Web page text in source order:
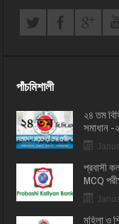
পাঁচমিশালী
২৪ তম
সমাধান
প্রবাসী
MCQ
মহিলা ও